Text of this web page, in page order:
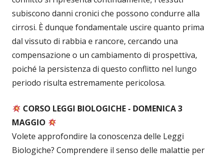
subiscono danni cronici che possono condurre alla
cirrosi. È dunque fondamentale uscire quanto prima
dal vissuto di rabbia e rancore, cercando una
compensazione o un cambiamento di prospettiva,
poiché la persistenza di questo conflitto nel lungo
periodo risulta estremamente pericolosa.
CORSO LEGGI BIOLOGICHE - DOMENICA 3
MAGGIO
Volete approfondire la conoscenza delle Leggi
Biologiche? Comprendere il senso delle malattie per